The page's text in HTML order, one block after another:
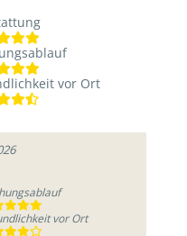
vor Ort
vor Ort